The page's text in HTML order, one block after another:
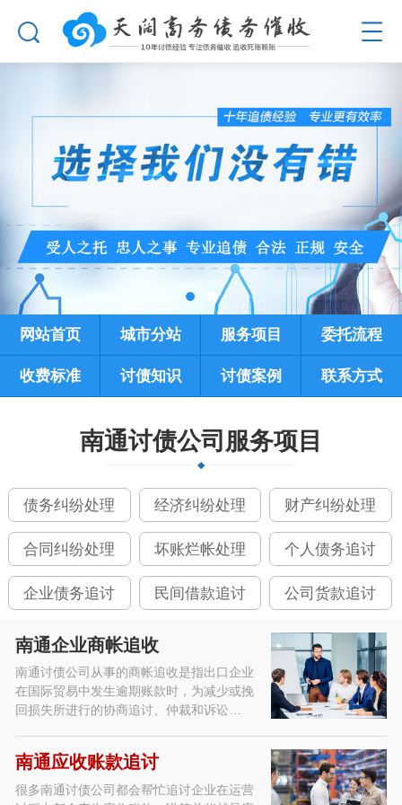
网站首页 城市分站 服务项目 委托流程
收费标准 讨债知识 讨债案例 联系方式
南通讨债公司服务项目
债务纠纷处理 经济纠纷处理 财产纠纷处理
合同纠纷处理 坏账烂帐处理 个人债务追讨
企业债务追讨 民间借款追讨 公司货款追讨
南通企业商帐追收
南通讨债公司从事的商帐追收是指出口企业
在国际贸易中发生逾期账款时，为减少或挽
回损失所进行的协商追讨、仲裁和诉讼…
南通应收账款追讨
很多南通讨债公司都会帮忙追讨企业在运营